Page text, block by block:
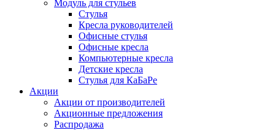
Модуль для стульев
Стулья
Кресла руководителей
Офисные стулья
Офисные кресла
Компьютерные кресла
Детские кресла
Стулья для КаБаРе
Акции
Акции от производителей
Акционные предложения
Распродажа